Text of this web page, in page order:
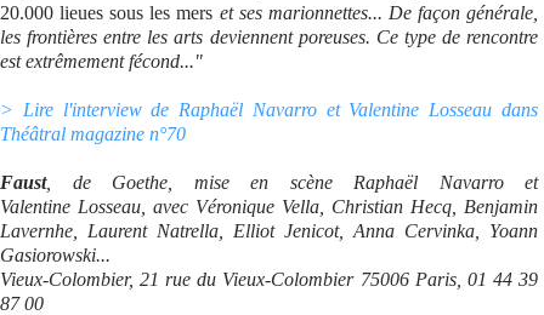
20.000 lieues sous les mers et ses marionnettes... De façon générale,
les frontières entre les arts deviennent poreuses. Ce type de rencontre
est extrêmement fécond..."
> Lire l'interview de Raphaël Navarro et Valentine Losseau dans
Théâtral magazine n°70
Faust, de Goethe, mise en scène Raphaël Navarro et
Valentine Losseau, avec Véronique Vella, Christian Hecq, Benjamin
Lavernhe, Laurent Natrella, Elliot Jenicot, Anna Cervinka, Yoann
Gasiorowski...
Vieux-Colombier, 21 rue du Vieux-Colombier 75006 Paris, 01 44 39
87 00